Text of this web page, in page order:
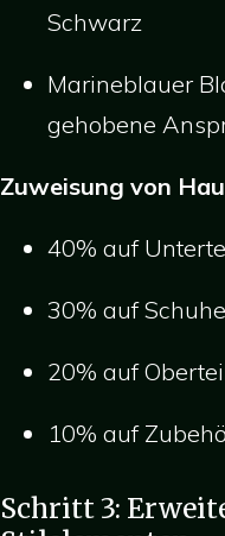
Schwarz
Marineblauer
gehobene
Zuweisung von
40% auf
30% auf
20% auf
10% auf
Schritt 3: